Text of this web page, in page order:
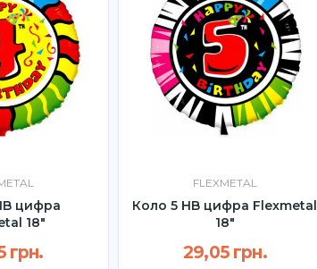
цифра
18"
грн.
FLEXMETAL
Коло 5 HB цифра Flexmetal
18"
29,05 грн.